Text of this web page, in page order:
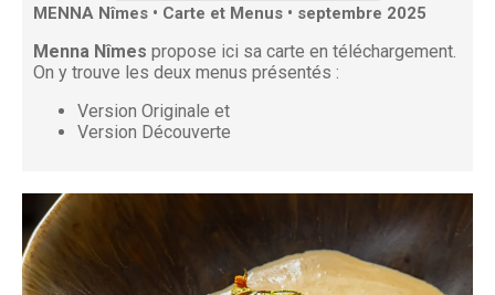
MENNA Nîmes • Carte et Menus • septembre 2025
Menna Nîmes propose ici sa carte en téléchargement.
On y trouve les deux menus présentés :
Version Originale et
Version Découverte